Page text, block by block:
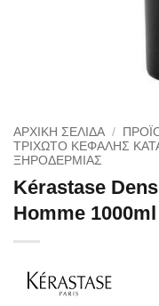
ΑΡΧΙΚΉ ΣΕΛΊΔΑ /
ΤΡΙΧΩΤΌ ΚΕΦΑΛΉΣ
ΞΗΡΟΔΕΡΜΊΑΣ
Kérastase
Homme 1000ml